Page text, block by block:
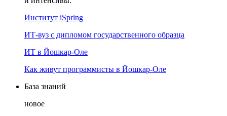
Институт iSpring
ИТ-вуз с дипломом государственного образца
ИТ в Йошкар-Оле
Как живут программисты в Йошкар‑Оле
База знаний
новое